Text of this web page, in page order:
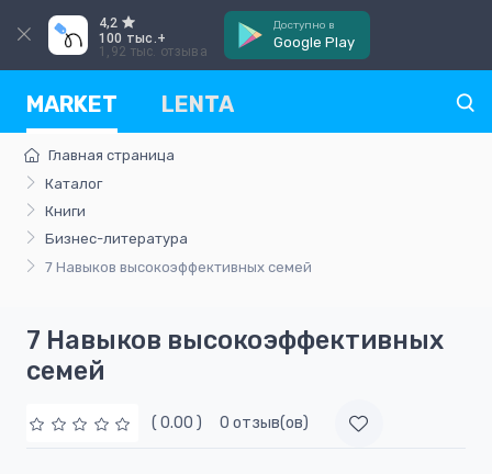
4,2
100 тыс.+
1,92 тыс. отзыва
Доступно в
Google Play
MARKET LENTA
Главная страница
Каталог
Книги
Бизнес-литература
7 Навыков высокоэффективных семей
7 Навыков высокоэффективных
семей
( 0.00 ) 0 отзыв(ов)